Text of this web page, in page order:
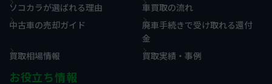
ソコカラが選ばれる理由
車買取の流れ
中古車の売却ガイド
廃車手続きで受け取れる還付
金
買取相場情報
買取実績・事例
お役立ち情報